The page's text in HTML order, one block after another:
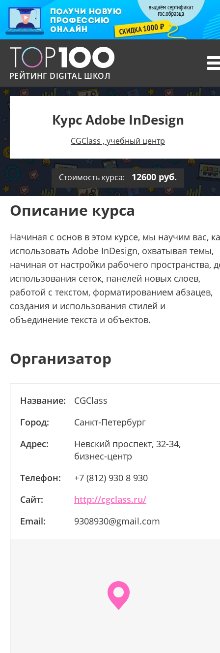
РЕЙТИНГ DIGITAL ШКОЛ
Курс Adobe InDesign
CGClass , учебный центр
Стоимость курса: 12600 руб.
Описание курса
Начиная с основ в этом курсе, мы научим вас,
использовать Adobe InDesign, охватывая темы,
начиная от настройки рабочего пространства,
использования сеток, панелей новых слоев,
работой с текстом, форматированием абзацев,
создания и использования стилей и
объединение текста и объектов.
Организатор
Название:
CGClass
Город:
Санкт-Петербург
Адрес:
Невский проспект, 32-34,
бизнес-центр
Телефон:
+7 (812) 930 8 930
Сайт:
http://cgclass.ru/
Email:
9308930@gmail.com